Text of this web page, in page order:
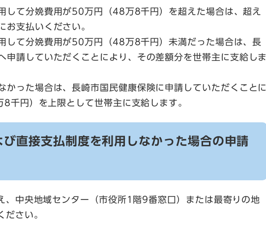
して分娩費用が50万円（48万8千円）を超えた場合は、超え
お支払いください。
して分娩費用が50万円（48万8千円）未満だった場合は、長
申請していただくことにより、その差額分を世帯主に支給しま
かった場合は、長崎市国民健康保険に申請していただくことに
千円）を上限として世帯主に支給します。
直接支払制度を利用しなかった場合の申請
、中央地域センター（市役所1階9番窓口）または最寄りの地
ださい。